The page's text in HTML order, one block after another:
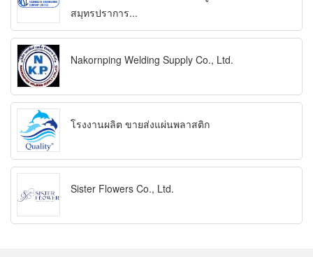
สมุทรปราการ...
Nakornping Welding Supply Co., Ltd.
โรงงานผลิต ขายส่งแผ่นพลาสติก
Sister Flowers Co., Ltd.